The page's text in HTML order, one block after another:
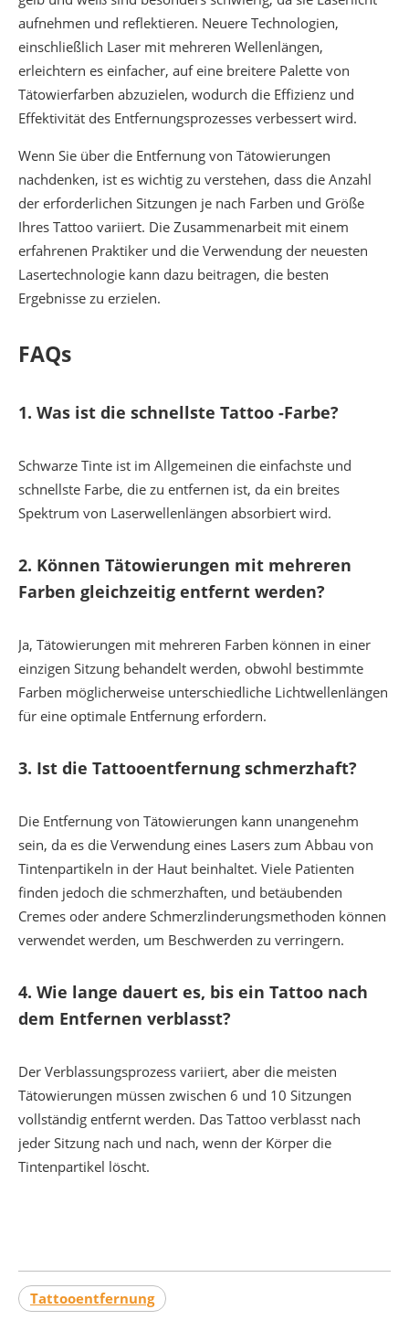
aufnehmen und reflektieren. Neuere Technologien,
einschließlich Laser mit mehreren Wellenlängen,
erleichtern es einfacher, auf eine breitere Palette von
Tätowierfarben abzuzielen, wodurch die Effizienz und
Effektivität des Entfernungsprozesses verbessert wird.
Wenn Sie über die Entfernung von Tätowierungen
nachdenken, ist es wichtig zu verstehen, dass die Anzahl
der erforderlichen Sitzungen je nach Farben und Größe
Ihres Tattoo variiert. Die Zusammenarbeit mit einem
erfahrenen Praktiker und die Verwendung der neuesten
Lasertechnologie kann dazu beitragen, die besten
Ergebnisse zu erzielen.
FAQs
1. Was ist die schnellste Tattoo -Farbe?
Schwarze Tinte ist im Allgemeinen die einfachste und
schnellste Farbe, die zu entfernen ist, da ein breites
Spektrum von Laserwellenlängen absorbiert wird.
2. Können Tätowierungen mit mehreren
Farben gleichzeitig entfernt werden?
Ja, Tätowierungen mit mehreren Farben können in einer
einzigen Sitzung behandelt werden, obwohl bestimmte
Farben möglicherweise unterschiedliche Lichtwellenlängen
für eine optimale Entfernung erfordern.
3. Ist die Tattooentfernung schmerzhaft?
Die Entfernung von Tätowierungen kann unangenehm
sein, da es die Verwendung eines Lasers zum Abbau von
Tintenpartikeln in der Haut beinhaltet. Viele Patienten
finden jedoch die schmerzhaften, und betäubenden
Cremes oder andere Schmerzlinderungsmethoden können
verwendet werden, um Beschwerden zu verringern.
4. Wie lange dauert es, bis ein Tattoo nach
dem Entfernen verblasst?
Der Verblassungsprozess variiert, aber die meisten
Tätowierungen müssen zwischen 6 und 10 Sitzungen
vollständig entfernt werden. Das Tattoo verblasst nach
jeder Sitzung nach und nach, wenn der Körper die
Tintenpartikel löscht.
Tattooentfernung